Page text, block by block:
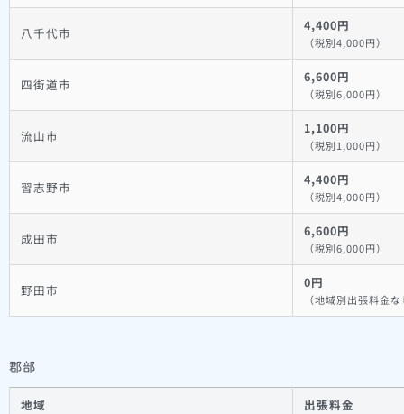
八千代市 4,400円
（税別4,000円）
四街道市 6,600円
（税別6,000円）
流山市 1,100円
（税別1,000円）
習志野市 4,400円
（税別4,000円）
成田市 6,600円
（税別6,000円）
野田市 0円
（地域別出張料金
郡部
地域 出張料金